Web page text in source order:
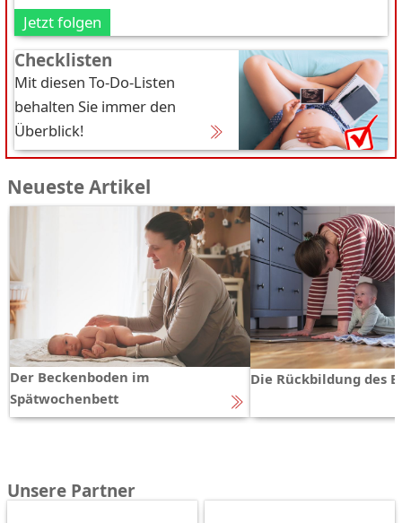
Jetzt folgen
Checklisten
Mit diesen To-Do-Listen
behalten Sie immer den
Überblick!
Neueste Artikel
Der Beckenboden im
Spätwochenbett
Die Rückbildung des
Unsere Partner